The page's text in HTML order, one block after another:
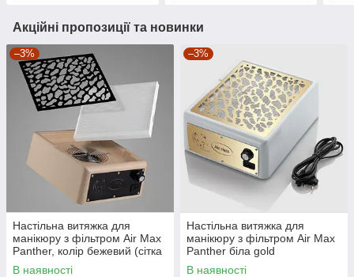
Акційні пропозиції та новинки
–3%
Настільна витяжка для
манікюру з фільтром Air Max
Panther, колір бежевий (сітка
чорна)
В наявності
–3%
Настільна витяжка для
манікюру з фільтром Air Max
Panther біла gold
В наявності